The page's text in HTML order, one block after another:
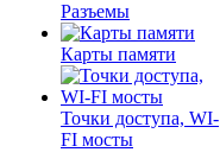
Разъемы
Карты памяти
Точки доступа, WI-
FI мосты